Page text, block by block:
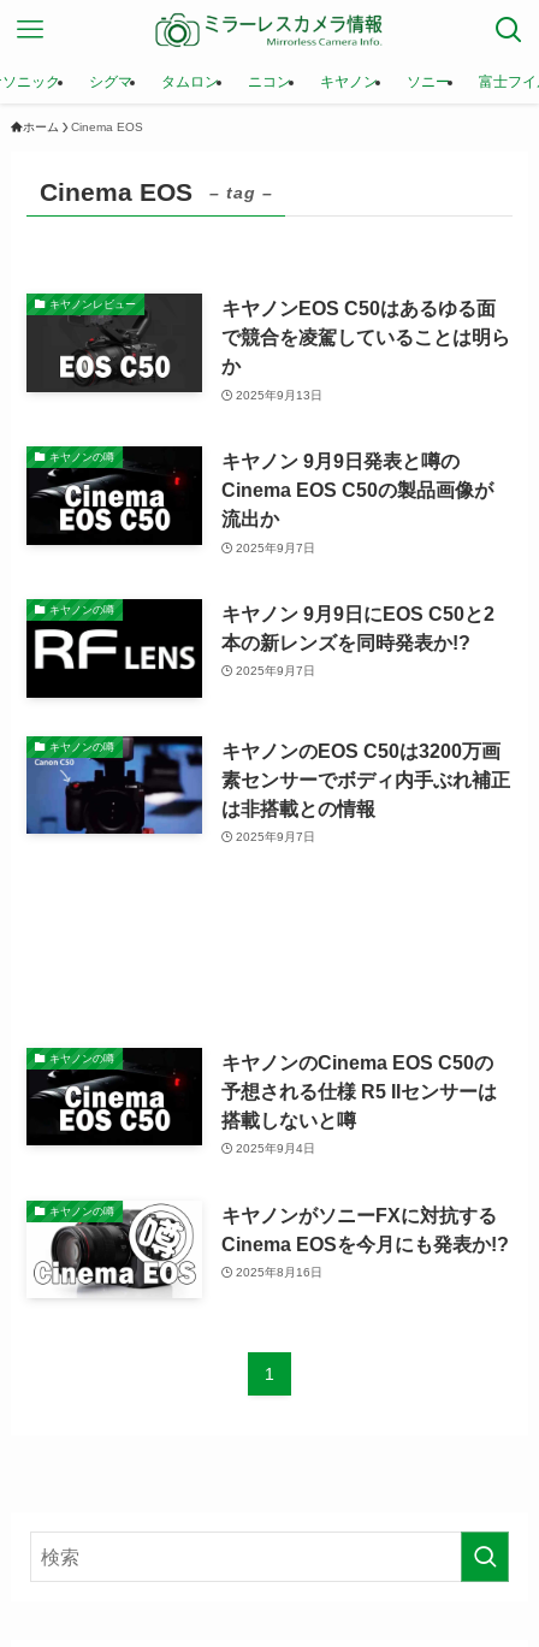
ニック シグマ タムロン ニコン キヤノン ソニー 富士フ
ホーム Cinema EOS
Cinema EOS – tag –
キヤノンレビュー
キヤノンEOS C50はあるゆる面
で競合を凌駕していることは明ら
か
2025年9月13日
キヤノンの噂
キヤノン 9月9日発表と噂の
Cinema EOS C50の製品画像が
流出か
2025年9月7日
キヤノンの噂
キヤノン 9月9日にEOS C50と2
本の新レンズを同時発表か!?
2025年9月7日
キヤノンの噂
キヤノンのEOS C50は3200万画
素センサーでボディ内手ぶれ補正
は非搭載との情報
2025年9月7日
キヤノンの噂
キヤノンのCinema EOS C50の
予想される仕様 R5 IIセンサーは
搭載しないと噂
2025年9月4日
キヤノンの噂
キヤノンがソニーFXに対抗する
Cinema EOSを今月にも発表か!?
2025年8月16日
1